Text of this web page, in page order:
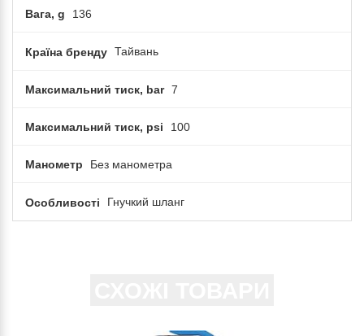
Вага, g 136
Країна бренду Тайвань
Максимальний тиск, bar 7
Максимальний тиск, psi 100
Манометр Без манометра
Особливості Гнучкий шланг